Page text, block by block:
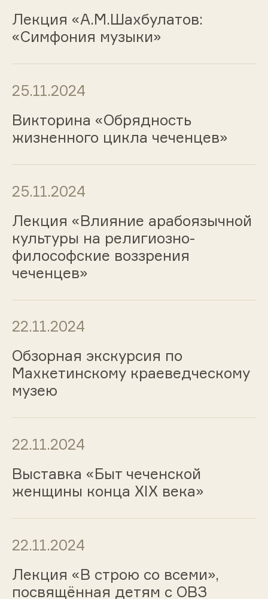
Лекция «А.М.Шахбулатов:
«Симфония музыки»
25.11.2024
Викторина «Обрядность
жизненного цикла чеченцев»
25.11.2024
Лекция «Влияние арабоязычной
культуры на религиозно-
философские воззрения
чеченцев»
22.11.2024
Обзорная экскурсия по
Махкетинскому краеведческому
музею
22.11.2024
Выставка «Быт чеченской
женщины конца XIX века»
22.11.2024
Лекция «В строю со всеми»,
посвящённая детям с ОВЗ